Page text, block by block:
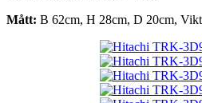
Mått: B 62cm, H 28cm, D 20cm,